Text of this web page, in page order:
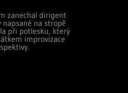
zanechal dirigent
na stropě
při potlesku, který
improvizace